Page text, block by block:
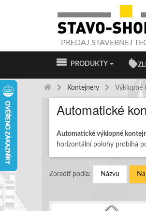
PREDAJ STAVEBNEJ
PRODUKTY
Kontejnery Výklopné
Automatické
Automatické výklopné
horizontální polohy probíhá
Zoradiť podľa: Názvu